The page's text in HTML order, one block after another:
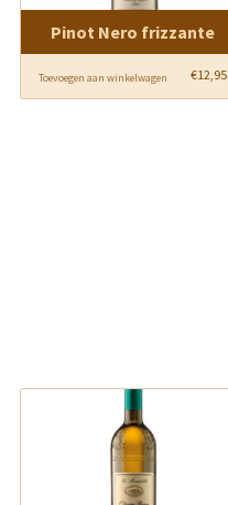
Pinot Nero frizzante
€12,95
Toevoegen aan winkelwagen